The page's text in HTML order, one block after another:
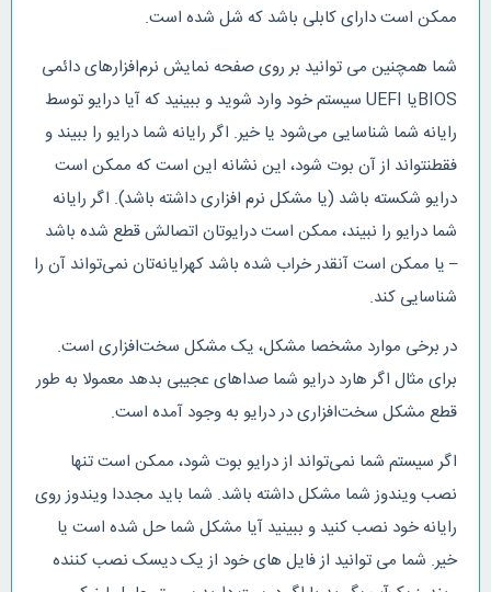
ممکن است دارای کابلی باشد که شل شده است.
شما همچنین می توانید بر روی صفحه نمایش نرم‌افزارهای دائمی
BIOSیا UEFI سیستم خود وارد شوید و ببینید که آیا درایو توسط
رایانه شما شناسایی می‌شود یا خیر. اگر رایانه شما درایو را ببیند و
فقطنتواند از آن بوت شود، این نشانه این است که ممکن است
درایو شکسته باشد (یا مشکل نرم افزاری داشته باشد). اگر رایانه
شما درایو را نبیند، ممکن است درایوتان اتصالش قطع شده باشد
– یا ممکن است آنقدر خراب شده باشد کهرایانه‌تان نمی‌تواند آن را
شناسایی کند.
در برخی موارد مشخصا مشکل، یک مشکل سخت‌افزاری است.
برای مثال اگر هارد درایو شما صداهای عجیبی بدهد معمولا به طور
قطع مشکل سخت‌افزاری در درایو به وجود آمده است.
اگر سیستم شما نمی‌تواند از درایو بوت شود، ممکن است تنها
نصب ویندوز شما مشکل داشته باشد. شما باید مجددا ویندوز روی
رایانه خود نصب کنید و ببینید آیا مشکل شما حل شده است یا
خیر. شما می توانید از فایل های خود از یک دیسک نصب کننده